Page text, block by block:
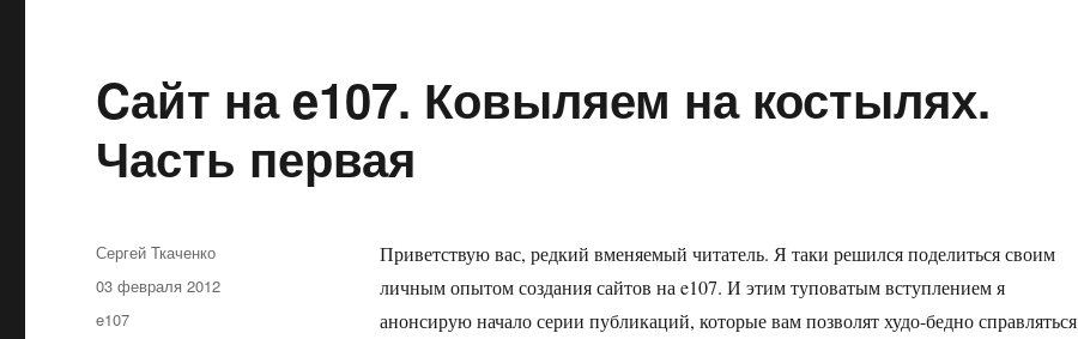
Cайт на e107. Ковыляем на костылях.
Часть первая
Приветствую вас, редкий вменяемый читатель. Я таки решился поделиться своим
личным опытом создания сайтов на e107. И этим туповатым вступлением я
анонсирую начало серии публикаций, которые вам позволят худо-бедно справляться
Автор
Сергей Ткаченко
Опубликовано
03 февраля 2012
Рубрики
e107